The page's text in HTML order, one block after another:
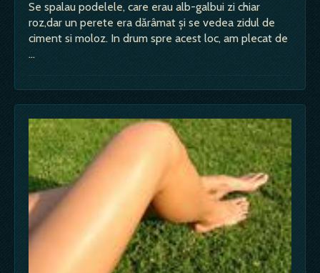
Se spalau podelele, care erau alb-galbui zi chiar
roz,dar un perete era dărâmat și se vedea zidul de
ciment si moloz. In drum spre acest loc, am plecat de
…